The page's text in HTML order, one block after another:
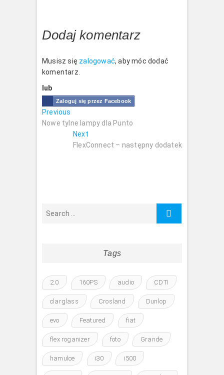
Dodaj komentarz
Musisz się zalogować, aby móc dodać
komentarz.
lub
Zaloguj się przez Facebook
Nawigacja
wpisu
Previous
post:
Nowe tylne lampy dla Punto
NextNext
post:
FlexConnect – następny dodatek
Tags
2.0 160PS audio CDTI
clarglass Crosland Dunlop
evo Featured fiat
flex roganizer foto Grande
hamulce i30 i500